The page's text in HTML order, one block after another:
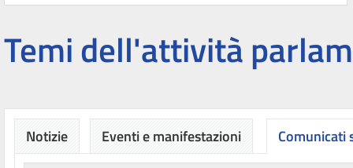
Temi dell'attività
Notizie Eventi e manifestazioni Comunicati